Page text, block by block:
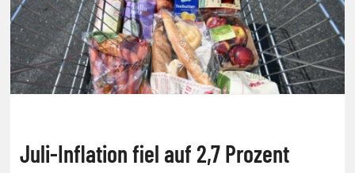
Juli-Inflation fiel auf 2,7 Prozent